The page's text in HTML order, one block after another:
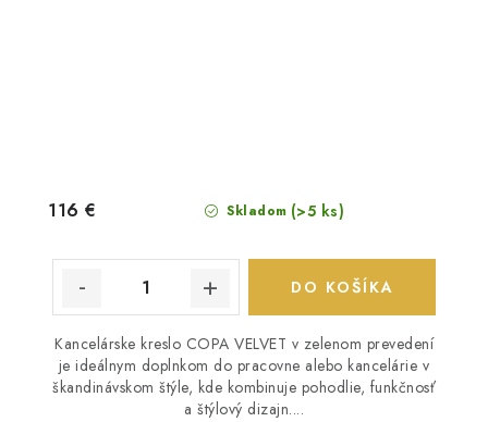
Skladom (>5 ks)
116 €
DO KOŠÍKA
Kancelárske kreslo COPA VELVET v zelenom prevedení
je ideálnym doplnkom do pracovne alebo kancelárie v
škandinávskom štýle, kde kombinuje pohodlie, funkčnosť
a štýlový dizajn....